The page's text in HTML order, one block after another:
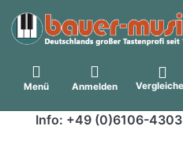
Menü Anmelden
Info: +49 (0)6106-4303